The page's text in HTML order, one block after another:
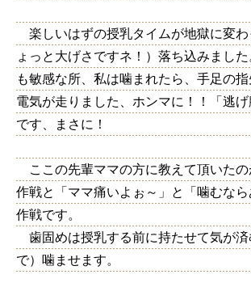
楽しいはずの授乳タイムが地獄に変わ
ょっと大げさですネ！）落ち込みまし
も敏感な所、私は噛まれたら、手足の指
電気が走りました、ホンマに！！「逃
です、まさに！
ここの先輩ママの方に教えて頂いたの
作戦と「ママ痛いよぉ～」と「噛むなら
作戦です。
歯固めは授乳する前に持たせて気が済
で）噛ませます。